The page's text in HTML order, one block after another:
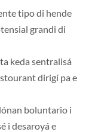
tipo di hende
grandi di
keda sentralisá
dirigí pa e
boluntario i
i desaroyá e